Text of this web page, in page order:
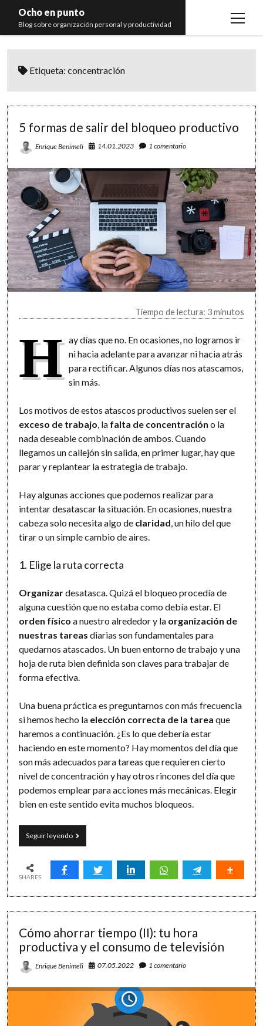
Ocho en punto
Blog sobre organización personal y productividad
open
Libros
Etiqueta:concentración
5 formas de salir del bloqueo productivo
Enrique Benimeli 14.01.2023 1 comentario
Tiempo de lectura: 3 minutos
H ay días que no. En ocasiones, no logramos ir
ni hacia adelante para avanzar ni hacia atrás
para rectificar. Algunos días nos atascamos,
sin más.
Los motivos de estos atascos productivos suelen ser el
exceso de trabajo , la falta de concentración o la
nada deseable combinación de ambos. Cuando
llegamos un callejón sin salida, en primer lugar, hay que
parar y replantear la estrategia de trabajo.
Hay algunas acciones que podemos realizar para
intentar desatascar la situación. En ocasiones, nuestra
cabeza solo necesita algo de claridad , un hilo del que
tirar o un simple cambio de aires.
1. Elige la ruta correcta
Organizardesatasca. Quizá el bloqueo procedía de
alguna cuestión que no estaba como debía estar. El
orden físico a nuestro alrededor y la organización de
nuestras tareas diarias son fundamentales para
quedarnos atascados. Un buen entorno de trabajo y una
hoja de ruta bien definida son claves para trabajar de
forma efectiva.
Una buena práctica es preguntarnos con más frecuencia
si hemos hecho la elección correcta de la tarea que
haremos a continuación. ¿Es lo que debería estar
haciendo en este momento? Hay momentos del día que
son más adecuados para tareas que requieren cierto
nivel de concentración y hay otros rincones del día que
podemos emplear para acciones más mecánicas. Elegir
bien en este sentido evita muchos bloqueos.
Seguir leyendo5
formas
productivo
SHARES
Cómo ahorrar tiempo (II): tu hora
productiva y el consumo de televisión
Enrique Benimeli 07.05.2022 1 comentario